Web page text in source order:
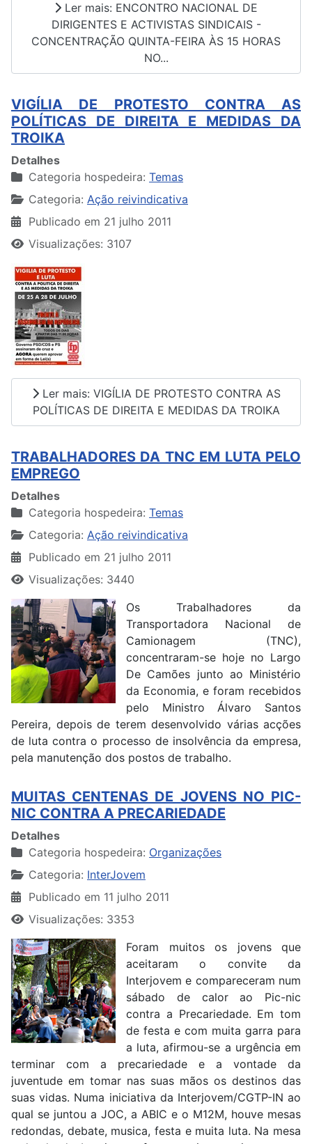
Ler mais: ENCONTRO NACIONAL DE
DIRIGENTES E ACTIVISTAS SINDICAIS -
CONCENTRAÇÃO QUINTA-FEIRA ÀS 15 HORAS
NO...
VIGÍLIA DE PROTESTO CONTRA AS
POLÍTICAS DE DIREITA E MEDIDAS DA
TROIKA
Detalhes
Categoria hospedeira: Temas
Categoria: Ação reivindicativa
Publicado em 21 julho 2011
Visualizações: 3107
Ler mais: VIGÍLIA DE PROTESTO CONTRA AS
POLÍTICAS DE DIREITA E MEDIDAS DA TROIKA
TRABALHADORES DA TNC EM LUTA PELO
EMPREGO
Detalhes
Categoria hospedeira: Temas
Categoria: Ação reivindicativa
Publicado em 21 julho 2011
Visualizações: 3440
Os Trabalhadores da
Transportadora Nacional de
Camionagem (TNC),
concentraram-se hoje no Largo
De Camões junto ao Ministério
da Economia, e foram recebidos
pelo Ministro Álvaro Santos
Pereira, depois de terem desenvolvido várias acções
de luta contra o processo de insolvência da empresa,
pela manutenção dos postos de trabalho.
MUITAS CENTENAS DE JOVENS NO PIC-
NIC CONTRA A PRECARIEDADE
Detalhes
Categoria hospedeira: Organizações
Categoria: InterJovem
Publicado em 11 julho 2011
Visualizações: 3353
Foram muitos os jovens que
aceitaram o convite da
Interjovem e compareceram num
sábado de calor ao Pic-nic
contra a Precariedade. Em tom
de festa e com muita garra para
a luta, afirmou-se a urgência em
terminar com a precariedade e a vontade da
juventude em tomar nas suas mãos os destinos das
suas vidas. Numa iniciativa da Interjovem/CGTP-IN ao
qual se juntou a JOC, a ABIC e o M12M, houve mesas
redondas, debate, musica, festa e muita luta. Na mesa